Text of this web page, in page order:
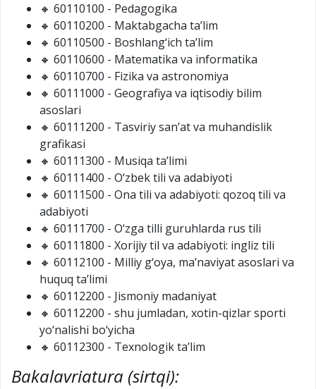
🔸 60110100 - Pedagogika
🔸 60110200 - Maktabgacha ta’lim
🔸 60110500 - Boshlang‘ich ta’lim
🔸 60110600 - Matematika va informatika
🔸 60110700 - Fizika va astronomiya
🔸 60111000 - Geografiya va iqtisodiy bilim
asoslari
🔸 60111200 - Tasviriy san’at va muhandislik
grafikasi
🔸 60111300 - Musiqa ta’limi
🔸 60111400 - O‘zbek tili va adabiyoti
🔸 60111500 - Ona tili va adabiyoti: qozoq tili va
adabiyoti
🔸 60111700 - O‘zga tilli guruhlarda rus tili
🔸 60111800 - Xorijiy til va adabiyoti: ingliz tili
🔸 60112100 - Milliy g‘oya, ma’naviyat asoslari va
huquq ta’limi
🔸 60112200 - Jismoniy madaniyat
🔸 60112200 - shu jumladan, xotin-qizlar sporti
yo‘nalishi bo‘yicha
🔸 60112300 - Texnologik ta’lim
Bakalavriatura (sirtqi):